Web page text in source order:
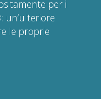
per i
: un’ulteriore
le proprie